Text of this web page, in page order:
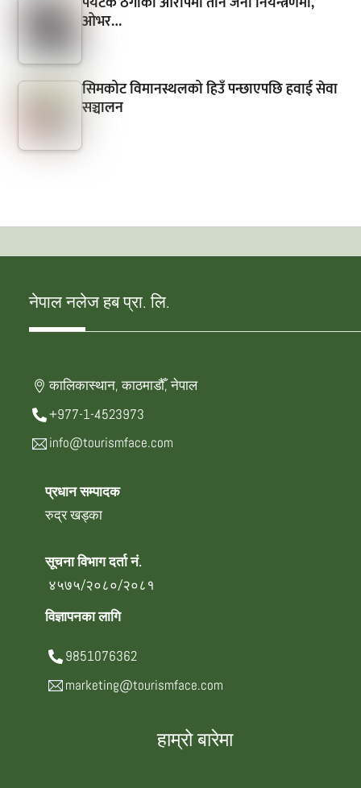
ओभर…
सिमकोट विमानस्थलको हिउँ पन्छाएपछि हवाई सेवा
सञ्चालन
नेपाल नलेज हब प्रा. लि.
कालिकास्थान, काठमाडौँ, नेपाल
+977-1-4523973
info@tourismface.com
प्रधान सम्पादक
रुद्र खड्का
सूचना विभाग दर्ता नं.
४५७५/२०८०/२०८१
विज्ञापनका लागि
9851076362
marketing@tourismface.com
हाम्रो बारेमा